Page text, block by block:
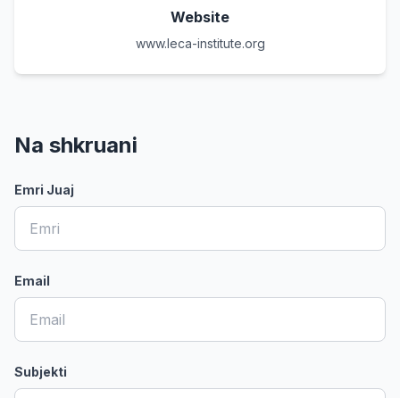
Website
www.leca-institute.org
Na shkruani
Emri Juaj
Email
Subjekti